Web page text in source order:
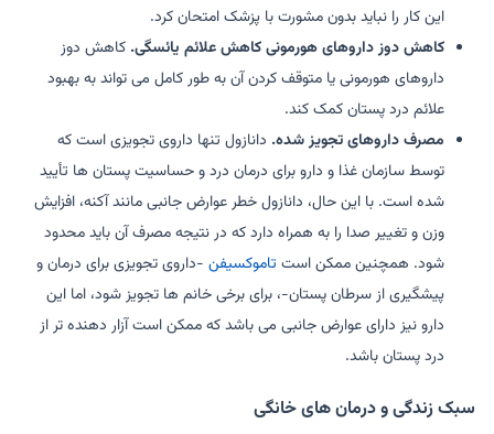
این کار را نباید بدون مشورت با پزشک امتحان کرد.
کاهش دوز داروهای هورمونی کاهش علائم یائسگی. کاهش دوز
داروهای هورمونی یا متوقف کردن آن به طور کامل می تواند به بهبود
علائم درد پستان کمک کند.
مصرف داروهای تجویز شده. دانازول تنها داروی تجویزی است که
توسط سازمان غذا و دارو برای درمان درد و حساسیت پستان ها تأیید
شده است. با این حال، دانازول خطر عوارض جانبی مانند آکنه، افزایش
وزن و تغییر صدا را به همراه دارد که در نتیجه مصرف آن باید محدود
شود. همچنین ممکن است تاموکسیفن -داروی تجویزی برای درمان و
پیشگیری از سرطان پستان-، برای برخی خانم ها تجویز شود، اما این
دارو نیز دارای عوارض جانبی می باشد که ممکن است آزار دهنده تر از
درد پستان باشد.
سبک زندگی و درمان های خانگی